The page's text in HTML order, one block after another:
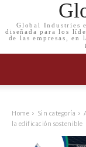
Global Industries
diseñada para los
de las empresas,
Home Sin categoría
la edificación sostenible